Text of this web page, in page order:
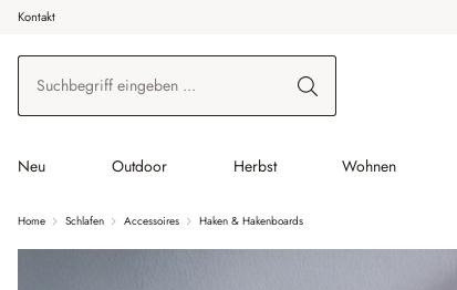
Hauptinhalt springen
Zur Suche springen
Zur Hauptnavigation springen
Kontakt
Neu Outdoor Herbst Wohnen
Home Schlafen Accessoires Haken & Hakenboards